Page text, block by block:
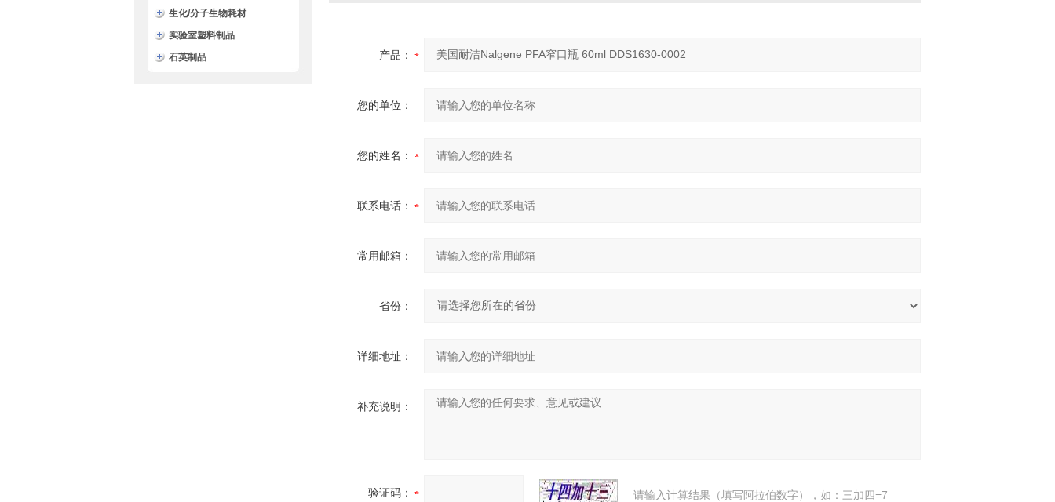
生化/分子生物耗材
实验室塑料制品
石英制品
产品：
您的单位：
您的姓名：
联系电话：
常用邮箱：
省份：
详细地址：
补充说明：
验证码： 请输入计算结果（填写阿拉伯数字），如：三加四=7